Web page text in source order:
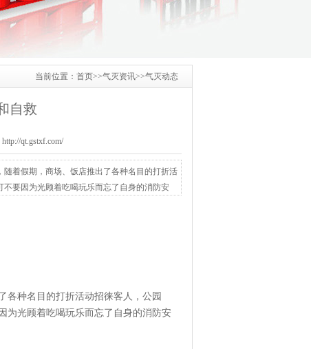
当前位置： 首页>>气灭资讯>>气灭动态
自救
qt.gstxf.com/
着假期，商场、饭店推出了各种名目的打折活
要因为光顾着吃喝玩乐而忘了自身的消防安
各种名目的打折活动招徕客人，公园
为光顾着吃喝玩乐而忘了自身的消防安